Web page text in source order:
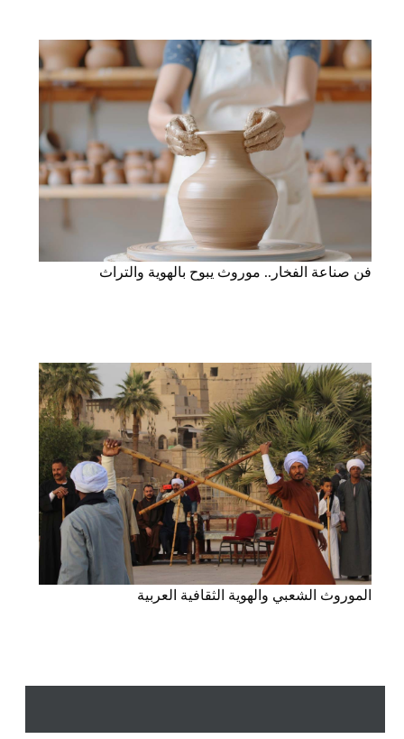
فن صناعة الفخار.. موروث يبوح بالهوية والتراث
الموروث الشعبي والهوية الثقافية العربية